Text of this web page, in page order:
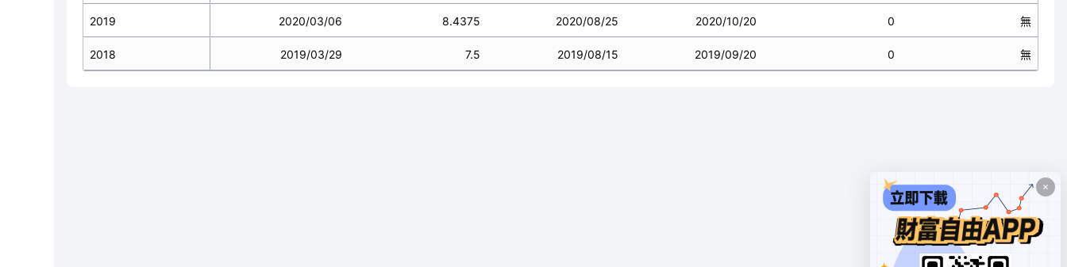
2019
2018
2020/03/06 8.4375 2020/08/25 2020/10/20 0 無
2019/03/29 7.5 2019/08/15 2019/09/20 0 無